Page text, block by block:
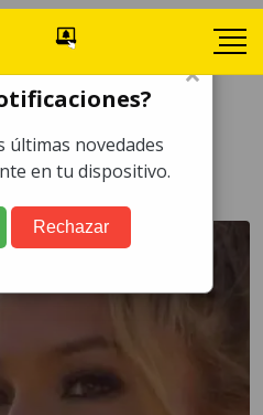
×
últimas novedades
en tu dispositivo.
Rechazar